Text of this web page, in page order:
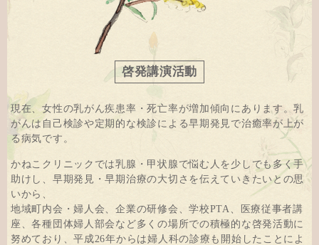
啓発講演活動
現在、女性の乳がん疾患率・死亡率が増加傾向にあります。乳
がんは自己検診や定期的な検診による早期発見で治癒率が上が
る病気です。
かねこクリニックでは乳腺・甲状腺で悩む人を少しでも多く手
助けし、早期発見・早期治療の大切さを伝えていきたいとの思
いから、
地域町内会・婦人会、企業の研修会、学校PTA、医療従事者講
座、各種団体婦人部会など多くの場所での積極的な啓発活動に
努めており、平成26年からは婦人科の診療も開始したことによ